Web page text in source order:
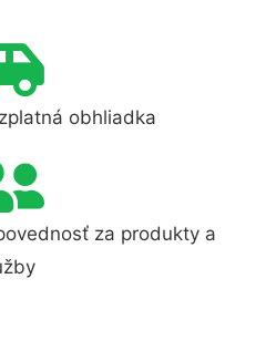
obhliadka
za produkty a